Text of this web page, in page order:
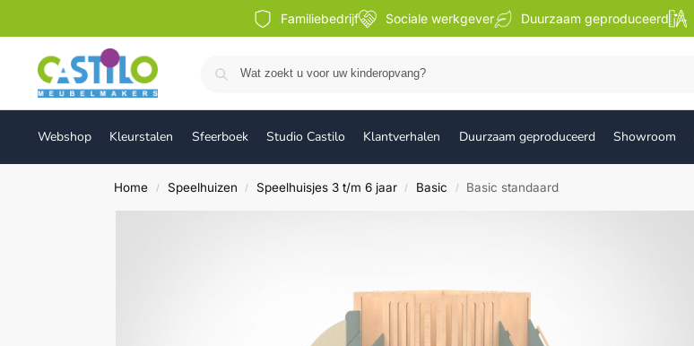
Familiebedrijf Sociale werkgever Duurzaam geproduceerd
Webshop Kleurstalen Sfeerboek Studio Castilo Klantverhalen Duurzaam geproduceerd Showroom
Home / Speelhuizen / Speelhuisjes 3 t/m 6 jaar / Basic / Basic standaard